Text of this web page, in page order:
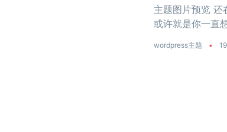
主题图片预览
或许就是你一直
wordpress主题 •